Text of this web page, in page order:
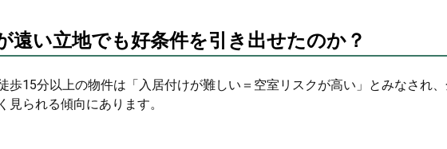
遠い立地でも好条件を引き出せたのか？
歩15分以上の物件は「入居付けが難しい＝空室リスクが高い」とみなされ
られる傾向にあります。